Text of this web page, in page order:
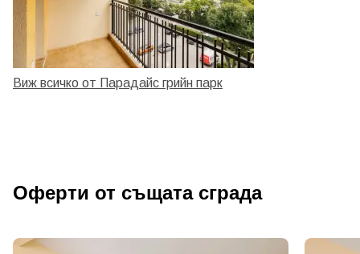
Виж всичко от Парадайс грийн парк
Оферти от същата сграда